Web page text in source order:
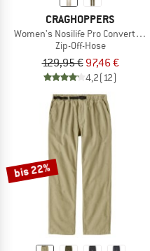
CRAGHOPPERS
Women's Nosilife Pro Convertible
Zip-Off-Hose
129,95 € 97,46 €
4,2(12)
bis 22%